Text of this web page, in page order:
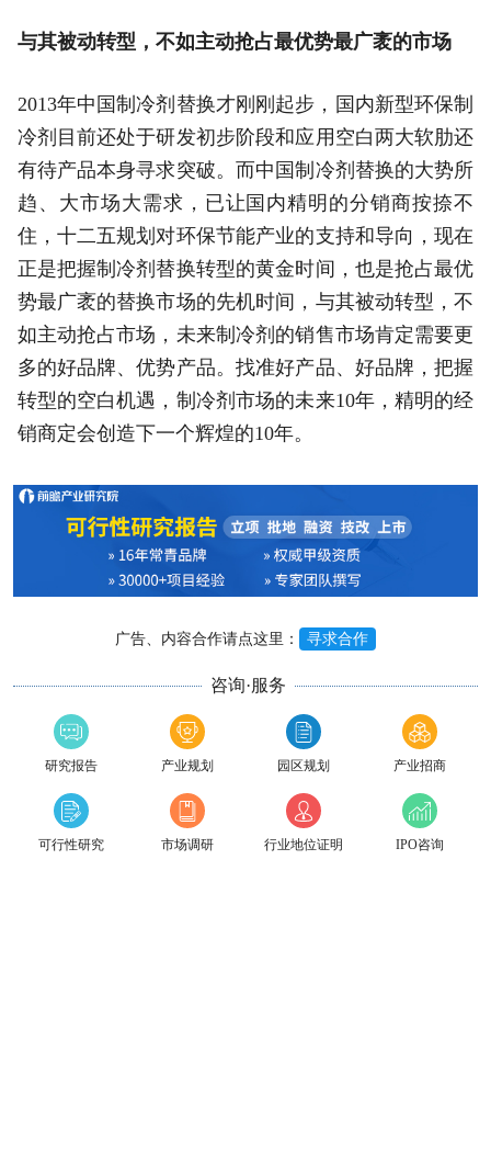
与其被动转型，不如主动抢占最优势最广袤的市场
2013年中国制冷剂替换才刚刚起步，国内新型环保制
冷剂目前还处于研发初步阶段和应用空白两大软肋还
有待产品本身寻求突破。而中国制冷剂替换的大势所
趋、大市场大需求，已让国内精明的分销商按捺不
住，十二五规划对环保节能产业的支持和导向，现在
正是把握制冷剂替换转型的黄金时间，也是抢占最优
势最广袤的替换市场的先机时间，与其被动转型，不
如主动抢占市场，未来制冷剂的销售市场肯定需要更
多的好品牌、优势产品。找准好产品、好品牌，把握
转型的空白机遇，制冷剂市场的未来10年，精明的经
销商定会创造下一个辉煌的10年。
广告、内容合作请点这里： 寻求合作
咨询·服务
研究报告 产业规划 园区规划 产业招商
可行性研究 市场调研 行业地位证明 IPO咨询